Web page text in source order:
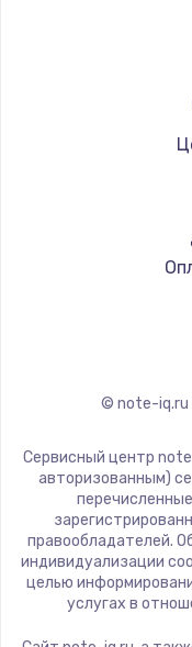
© note-iq.ru
Сервисный центр
авторизованным)
правообладателей.
индивидуализации
целью
услугах в